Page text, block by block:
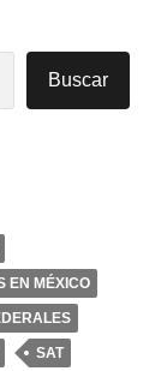
Buscar
EN MÉXICO
SAT